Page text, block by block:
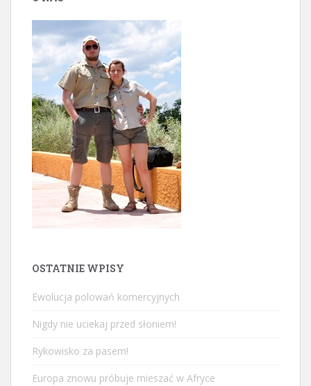
OSTATNIE WPISY
Ewolucja polowań komercyjnych
Nigdy nie uciekaj przed słoniem!
Rykowisko za pasem!
Europa znowu próbuje mieszać w Afryce